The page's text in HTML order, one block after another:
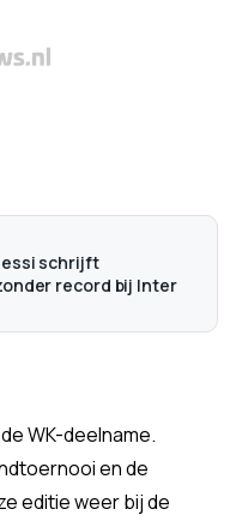
schrijft
record bij Inter
WK-deelname.
en de
editie weer bij de